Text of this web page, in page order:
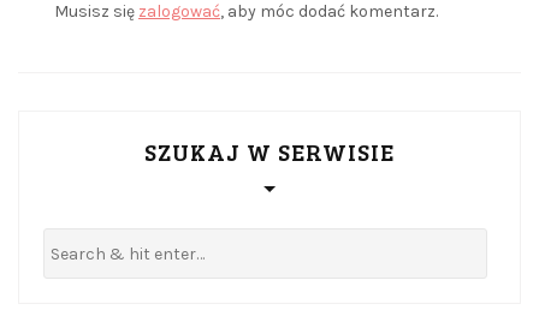
Musisz się zalogować, aby móc dodać komentarz.
SZUKAJ W SERWISIE